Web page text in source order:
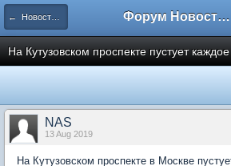
← Новости рынка недвижимости Форум Новостройки
На Кутузовском проспекте пустует каждое
NAS
13 Aug 2019
На Кутузовском проспекте в Москве